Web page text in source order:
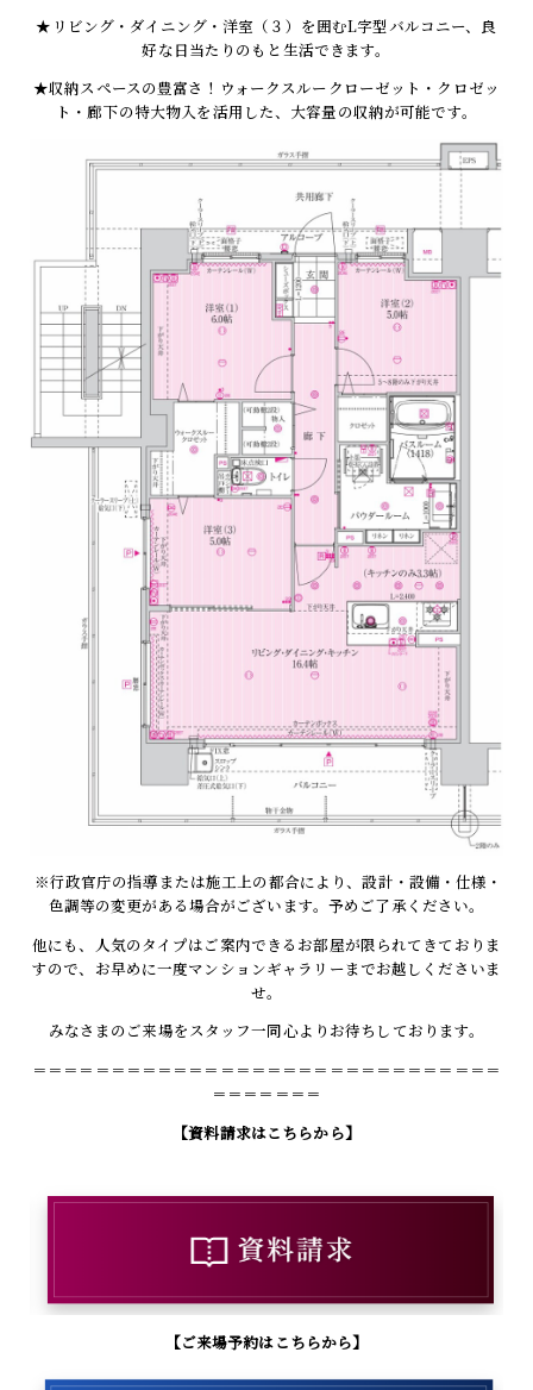
★リビング・ダイニング・洋室（３）を囲むL字型バルコニー、良
好な日当たりのもと生活できます。
★収納スペースの豊富さ！ウォークスルークローゼット・クロゼッ
ト・廊下の特大物入を活用した、大容量の収納が可能です。
※行政官庁の指導または施工上の都合により、設計・設備・仕様・
色調等の変更がある場合がございます。予めご了承ください。
他にも、人気のタイプはご案内できるお部屋が限られてきておりま
すので、お早めに一度マンションギャラリーまでお越しくださいま
せ。
みなさまのご来場をスタッフ一同心よりお待ちしております。
＝＝＝＝＝＝＝＝＝＝＝＝＝＝＝＝＝＝＝＝＝＝＝＝＝＝＝＝＝＝
＝＝＝＝＝＝＝
【資料請求はこちらから】
【ご来場予約はこちらから】